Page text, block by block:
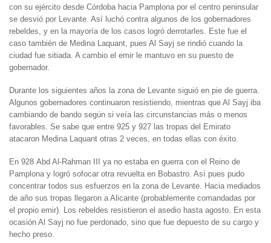
con su ejército desde Córdoba hacia Pamplona por el centro peninsular
se desvió por Levante. Así luchó contra algunos de los gobernadores
rebeldes, y en la mayoría de los casos logró derrotarles. Este fue el
caso también de Medina Laquant, pues Al Sayj se rindió cuando la
ciudad fue sitiada. A cambio el emir le mantuvo en su puesto de
gobernador.
Durante los siguientes años la zona de Levante siguió en pie de guerra.
Algunos gobernadores continuaron resistiendo, mientras que Al Sayj iba
cambiando de bando según si veía las circunstancias más o menos
favorables. Se sabe que entre 925 y 927 las tropas del Emirato
atacaron Medina Laquant otras 2 veces, en todas ellas con éxito.
En 928 Abd Al-Rahman III ya no estaba en guerra con el Reino de
Pamplona y logró sofocar otra revuelta en Bobastro. Así pues pudo
concentrar todos sus esfuerzos en la zona de Levante. Hacia mediados
de año sus tropas llegaron a Alicante (probablemente comandadas por
el propio emir). Los rebeldes resistieron el asedio hasta agosto. En esta
ocasión Al Sayj no fue perdonado, sino que fue depuesto de su cargo y
hecho preso.